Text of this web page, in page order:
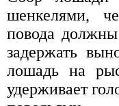
шенкелями,
повода
задержать
лошадь на
удерживает